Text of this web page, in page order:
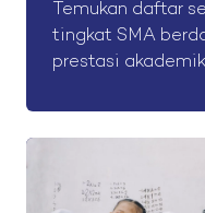
Temukan daftar
tingkat SMA
prestasi